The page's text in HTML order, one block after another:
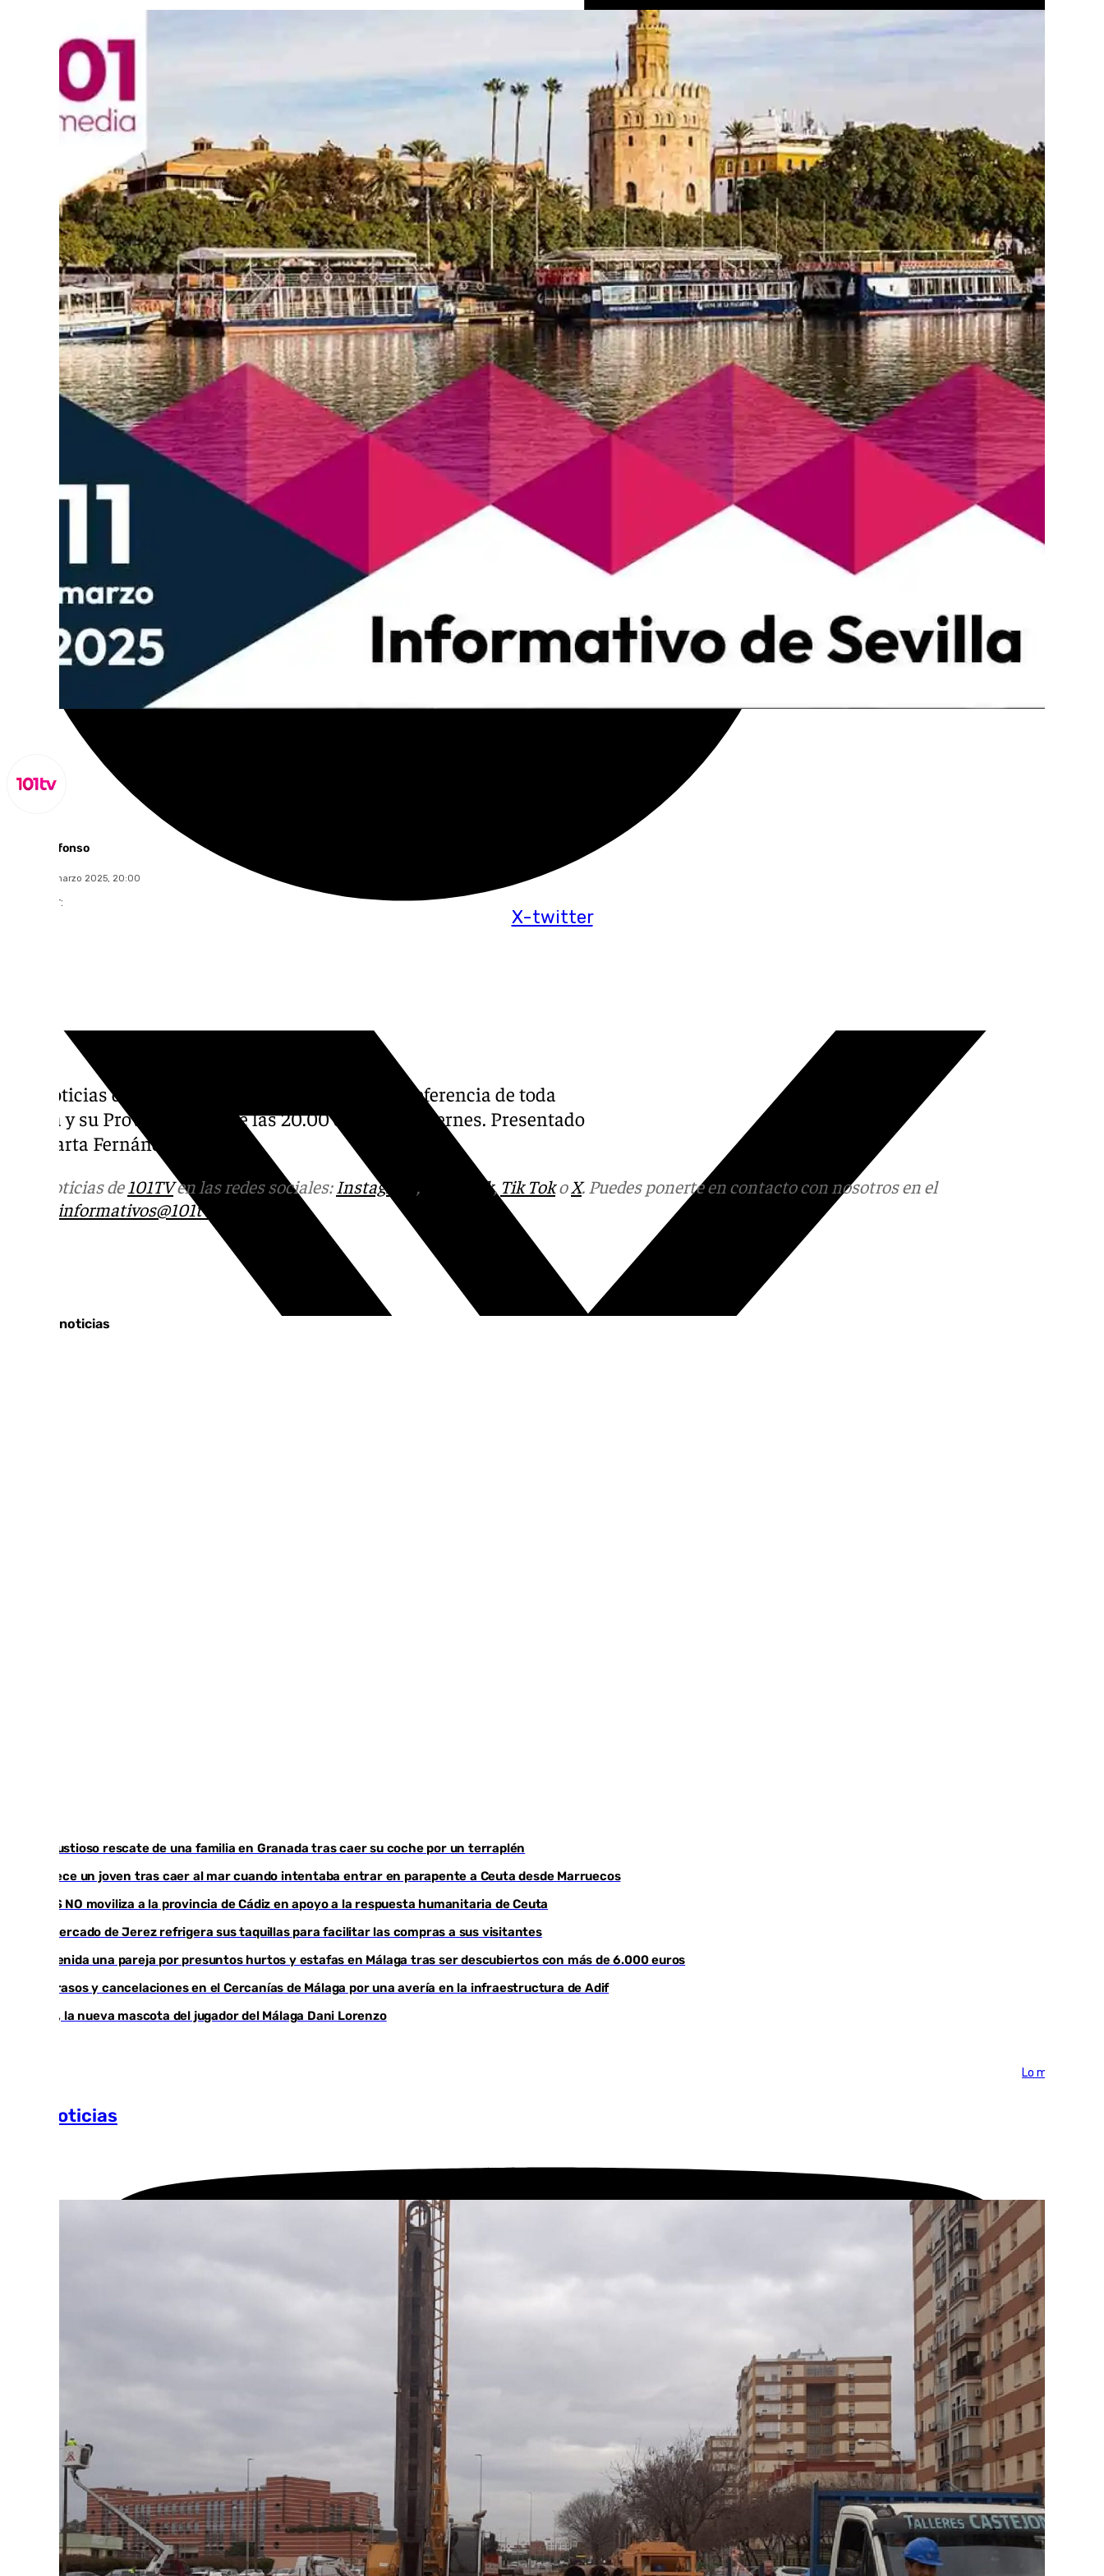
X-twitter
Miguel Alfonso
martes, 11 marzo 2025, 20:00
Compartir:
Las noticias de 101tv Sevilla es el informativo de referencia de toda
Sevilla y su Provincial. Desde las 20.00 de lunes a viernes. Presentado
por Marta Fernández.
Más noticias de 101TVen las redes sociales: Instagram , Facebook, Tik TokoX. Puedes ponerte en contacto con nosotros en el
informativos@101tv.es
Últimas noticias
Angustioso rescate de una familia en Granada tras caer su coche por un terraplén
Fallece un joven tras caer al mar cuando intentaba entrar en parapente a Ceuta desde Marruecos
CIES NO moviliza a la provincia de Cádiz en apoyo a la respuesta humanitaria de Ceuta
El mercado de Jerez refrigera sus taquillas para facilitar las compras a sus visitantes
Detenida una pareja por presuntos hurtos y estafas en Málaga tras ser descubiertos con más de 6.000 euros
Retrasos y cancelaciones en el Cercanías de Málaga por una avería en la infraestructura de Adif
Isco, la nueva mascota del jugador del Málaga Dani Lorenzo
Lo más visto >
Más noticias